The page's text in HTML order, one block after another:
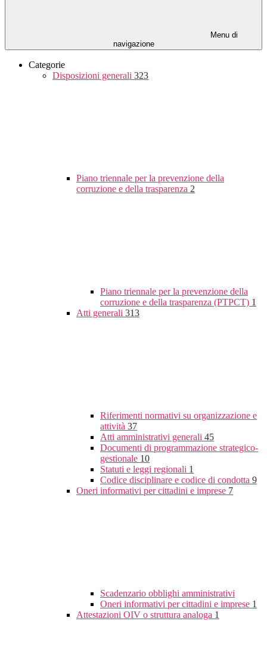
Menu di
navigazione
Categorie
Disposizioni generali 323
Piano triennale per la prevenzione della
corruzione e della trasparenza 2
Piano triennale per la prevenzione della
corruzione e della trasparenza (PTPCT) 1
Atti generali 313
Riferimenti normativi su organizzazione e
attività 37
Atti amministrativi generali 45
Documenti di programmazione strategico-
gestionale 10
Statuti e leggi regionali 1
Codice disciplinare e codice di condotta 9
Oneri informativi per cittadini e imprese 7
Scadenzario obblighi amministrativi
Oneri informativi per cittadini e imprese 1
Attestazioni OIV o struttura analoga 1